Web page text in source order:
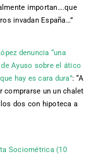
importan….que
invadan España…”
denuncia “una
Ayuso sobre el ático
hay es cara dura”: “A
comprarse un un chalet
dos con hipoteca a
Sociométrica (10